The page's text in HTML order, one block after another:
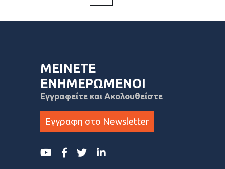
ΜΕΙΝΕΤΕ
ΕΝΗΜΕΡΩΜΕΝΟΙ
Εγγραφείτε και Ακολουθείστε
Εγγραφη στο Newsletter